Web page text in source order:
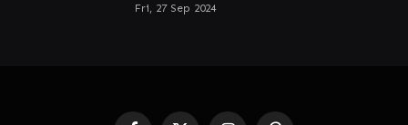
Fri, 27 Sep 2024